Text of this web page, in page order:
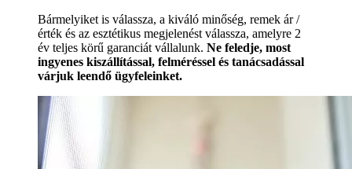
Bármelyiket is válassza, a kiváló minőség, remek ár /
érték és az esztétikus megjelenést válassza, amelyre 2
év teljes körű garanciát vállalunk. Ne feledje, most
ingyenes kiszállítással, felméréssel és tanácsadással
várjuk leendő ügyfeleinket.